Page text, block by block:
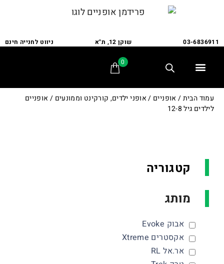
03-6836911 שוקן 12, ת"א ניווט לחנייה חינם
0
עמוד הבית/ אופניים /אופני ילדים, קורקינט וממונעים / אופניים
לילדים גיל 12-8
קטגוריה
מותג
אבוק Evoke
אקסטרים Xtreme
אר.אל RL